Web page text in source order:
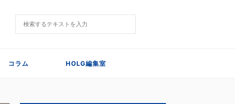
コラム HOLG編集室